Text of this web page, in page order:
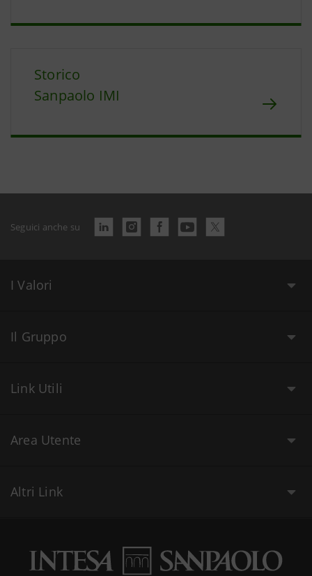
Storico
Sanpaolo IMI
Seguici anche su
I Valori
Il Gruppo
Link Utili
Area Utente
Altri Link